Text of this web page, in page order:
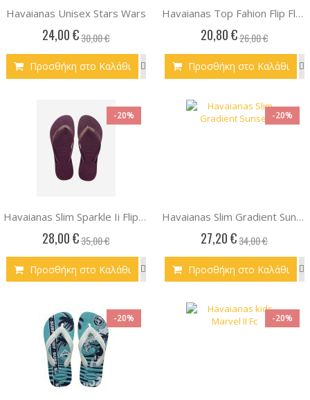
Havaianas Unisex Stars Wars
24,00 €30,00 €
Προσθήκη στο Καλάθι
Havaianas Top Fahion Flip Flop
20,80 €26,00 €
Προσθήκη στο Καλάθι
Havaianas Slim Sparkle Ii Flip Flop
28,00 €35,00 €
-20%
Προσθήκη στο Καλάθι
Havaianas Slim Gradient Sunset
27,20 €34,00 €
-20%
Προσθήκη στο Καλάθι
-20% -20%